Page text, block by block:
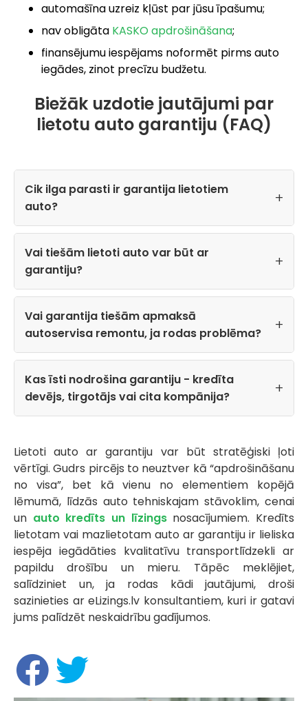
automašīna uzreiz kļūst par jūsu īpašumu;
nav obligāta KASKO apdrošināšana;
finansējumu iespējams noformēt pirms auto
iegādes, zinot precīzu budžetu.
Biežāk uzdotie jautājumi par
lietotu auto garantiju (FAQ)
Cik ilga parasti ir garantija lietotiem
auto?
Vai tiešām lietoti auto var būt ar
garantiju?
Vai garantija tiešām apmaksā
autoservisa remontu, ja rodas problēma?
Kas īsti nodrošina garantiju - kredīta
devējs, tirgotājs vai cita kompānija?
Lietoti auto ar garantiju var būt stratēģiski ļoti
vērtīgi. Gudrs pircējs to neuztver kā “apdrošināšanu
no visa”, bet kā vienu no elementiem kopējā
lēmumā, līdzās auto tehniskajam stāvoklim, cenai
un auto kredīts un līzingsnosacījumiem. Kredīts
lietotam vai mazlietotam auto ar garantiju ir lieliska
iespēja iegādāties kvalitatīvu transportlīdzekli ar
papildu drošību un mieru. Tāpēc meklējiet,
salīdziniet un, ja rodas kādi jautājumi, droši
sazinieties ar eLizings.lv konsultantiem, kuri ir gatavi
jums palīdzēt neskaidrību gadījumos.